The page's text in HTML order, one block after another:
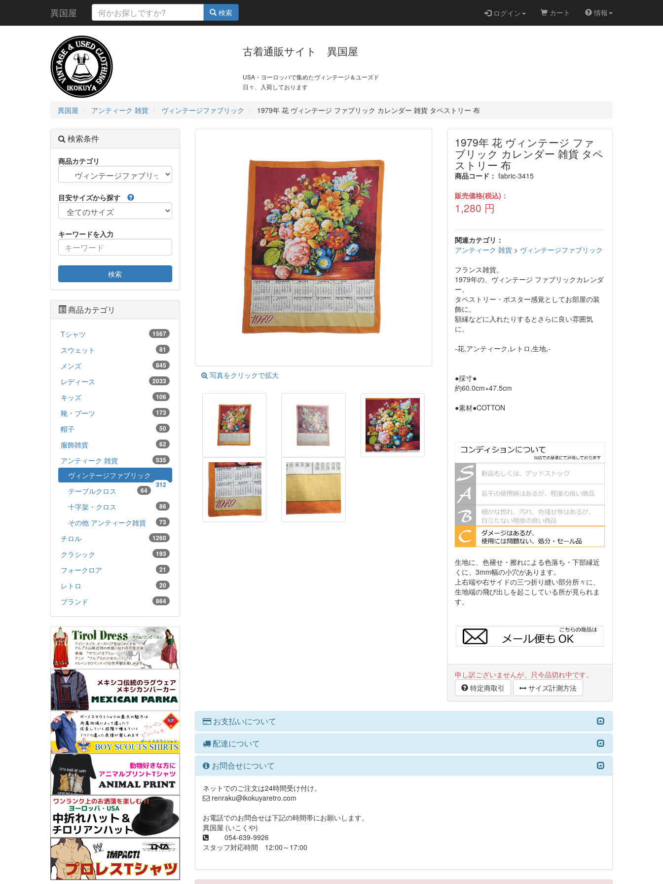
異国屋 検索 ログイン カート 情報
古着通販サイト 異国屋
USA・ヨーロッパで集めたヴィンテージ＆ユーズド
日々、入荷しております
異国屋 アンティーク 雑貨 ヴィンテージファブリック 1979年 花 ヴィンテージ ファブリック カレンダー 雑貨 タペストリー 布
写真をクリックで拡大
1979年 花 ヴィンテージ ファ
ブリック カレンダー 雑貨 タペ
ストリー 布
商品コード： fabric-3415
販売価格(税込)：
1,280 円
関連カテゴリ：
アンティーク 雑貨 > ヴィンテージファブリック
フランス雑貨。
1979年の、ヴィンテージ ファブリックカレンダ
ー。
タペストリー・ポスター感覚としてお部屋の装
飾に。
額縁などに入れたりするとさらに良い雰囲気
に。
-花,アンティーク,レトロ,生地,-
●採寸●
約60.0cm×47.5cm
●素材●COTTON
生地に、色褪せ・擦れによる色落ち・下部縁近
くに、3mm幅の小穴があります。
上右端や右サイドの三つ折り縫い部分所々に、
生地端の飛び出しを起こしている所が見られま
す。
申し訳ございませんが、只今品切れ中です。
特定商取引
サイズ計測方法
お支払いについて
配達について
お問合せについて
ネットでのご注文は24時間受け付け。
renraku@ikokuyaretro.com
お電話でのお問合せは下記の時間帯にお願いします。
異国屋 (いこくや)
054-639-9926
スタッフ対応時間 12:00～17:00
検索条件
商品カテゴリ
目安サイズから探す
キーワードを入力
検索
商品カテゴリ
Tシャツ 1567
スウェット 81
メンズ 845
レディース 2033
キッズ 106
靴・ブーツ 173
帽子 50
服飾雑貨 62
アンティーク 雑貨 535
ヴィンテージファブリック
312
テーブルクロス 64
十字架・クロス 86
その他 アンティーク雑貨 73
チロル 1260
クラシック 193
フォークロア 21
レトロ 20
ブランド 864